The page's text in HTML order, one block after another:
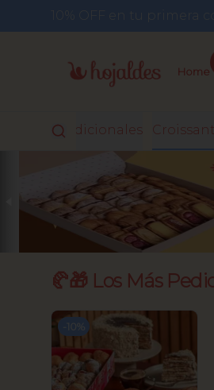
10% OFF en tu primera
Home
Tradicionales
🥐🎁 Los Más
10 %